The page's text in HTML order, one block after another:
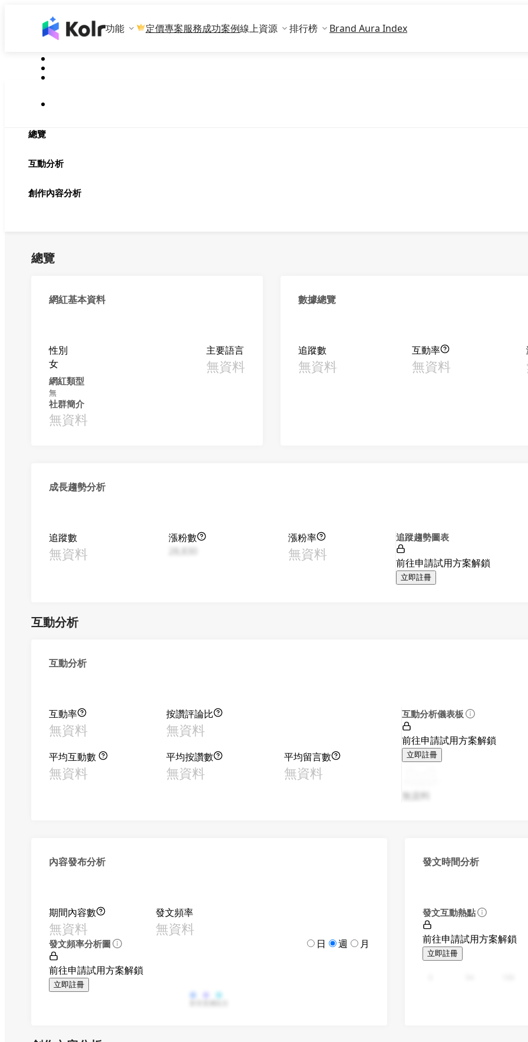
功能 定價專案服務成功案例線上資源 排行榜 Brand Aura Index
總覽
互動分析
創作內容分析
總覽
網紅基本資料
性別
女
主要語言
無資料
網紅類型
無
社群簡介
無資料
數據總覽
追蹤數
無資料
互動率
無資料
成長趨勢分析
追蹤數
無資料
漲粉數
漲粉率
無資料
追蹤趨勢圖表
前往申請試用方案解鎖
立即註冊
互動分析
互動分析
互動率
無資料
按讚評論比
無資料
平均互動數
無資料
平均按讚數
無資料
平均留言數
無資料
互動分析儀表板
前往申請試用方案解鎖
立即註冊
無資料
內容發布分析
期間內容數
無資料
發文頻率
無資料
發文頻率分析圖 日 週 月
前往申請試用方案解鎖
立即註冊
發文時間分析
發文互動熱點
前往申請試用方案解鎖
立即註冊